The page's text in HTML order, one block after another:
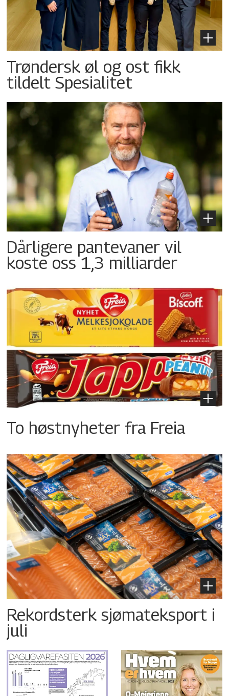
Trøndersk øl og ost fikk
tildelt Spesialitet
Dårligere pantevaner vil
koste oss 1,3 milliarder
To høstnyheter fra Freia
Rekordsterk sjømateksport i
juli